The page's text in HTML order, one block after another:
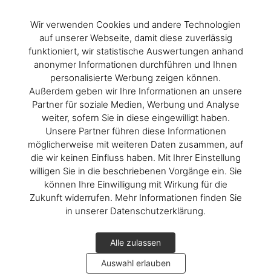
Wir verwenden Cookies und andere Technologien
auf unserer Webseite, damit diese zuverlässig
funktioniert, wir statistische Auswertungen anhand
anonymer Informationen durchführen und Ihnen
personalisierte Werbung zeigen können.
Außerdem geben wir Ihre Informationen an unsere
Partner für soziale Medien, Werbung und Analyse
weiter, sofern Sie in diese eingewilligt haben.
Unsere Partner führen diese Informationen
möglicherweise mit weiteren Daten zusammen, auf
die wir keinen Einfluss haben. Mit Ihrer Einstellung
willigen Sie in die beschriebenen Vorgänge ein. Sie
können Ihre Einwilligung mit Wirkung für die
Zukunft widerrufen. Mehr Informationen finden Sie
in unserer Datenschutzerklärung.
Alle zulassen
Auswahl erlauben